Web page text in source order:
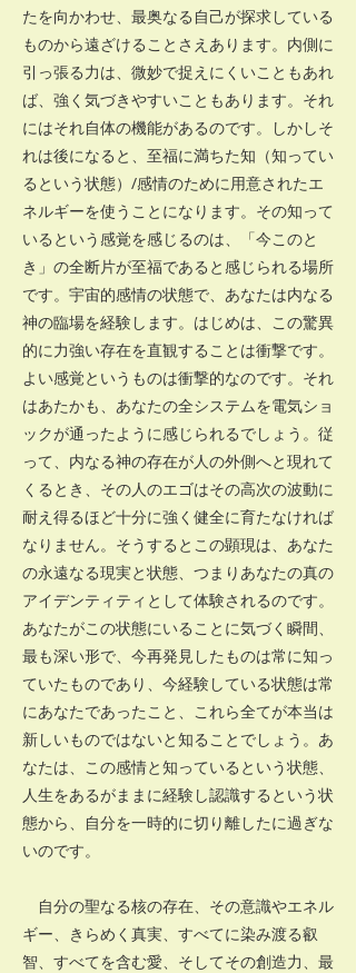
たを向かわせ、最奥なる自己が探求している
ものから遠ざけることさえあります。内側に
引っ張る力は、微妙で捉えにくいこともあれ
ば、強く気づきやすいこともあります。それ
にはそれ自体の機能があるのです。しかしそ
れは後になると、至福に満ちた知（知ってい
るという状態）/感情のために用意されたエ
ネルギーを使うことになります。その知って
いるという感覚を感じるのは、「今このと
き」の全断片が至福であると感じられる場所
です。宇宙的感情の状態で、あなたは内なる
神の臨場を経験します。はじめは、この驚異
的に力強い存在を直観することは衝撃です。
よい感覚というものは衝撃的なのです。それ
はあたかも、あなたの全システムを電気ショ
ックが通ったように感じられるでしょう。従
って、内なる神の存在が人の外側へと現れて
くるとき、その人のエゴはその高次の波動に
耐え得るほど十分に強く健全に育たなければ
なりません。そうするとこの顕現は、あなた
の永遠なる現実と状態、つまりあなたの真の
アイデンティティとして体験されるのです。
あなたがこの状態にいることに気づく瞬間、
最も深い形で、今再発見したものは常に知っ
ていたものであり、今経験している状態は常
にあなたであったこと、これら全てが本当は
新しいものではないと知ることでしょう。あ
なたは、この感情と知っているという状態、
人生をあるがままに経験し認識するという状
態から、自分を一時的に切り離したに過ぎな
いのです。
自分の聖なる核の存在、その意識やエネル
ギー、きらめく真実、すべてに染み渡る叡
智、すべてを含む愛、そしてその創造力、最